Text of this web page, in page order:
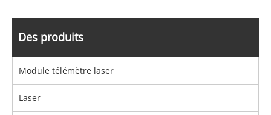
Des produits
Module télémètre laser
Laser